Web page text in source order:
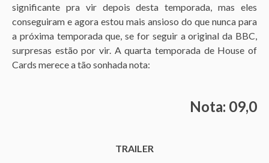
significante pra vir depois desta temporada, mas eles
conseguiram e agora estou mais ansioso do que nunca para
a próxima temporada que, se for seguir a original da BBC,
surpresas estão por vir. A quarta temporada de House of
Cards merece a tão sonhada nota:
Nota: 09,0
TRAILER